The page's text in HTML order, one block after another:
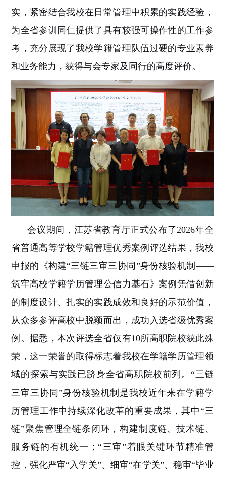
实，紧密结合我校在日常管理中积累的实践经验，
为全省参训同仁提供了具有较强可操作性的工作参
考，充分展现了我校学籍管理队伍过硬的专业素养
和业务能力，获得与会专家及同行的高度评价。
会议期间，江苏省教育厅正式公布了2026年全
省普通高等学校学籍管理优秀案例评选结果，我校
申报的《构建“三链三审三协同 ”身份核验机制——
筑牢高校学籍学历管理公信力基石》案例凭借创新
的制度设计、扎实的实践成效和良好的示范价值，
从众多参评高校中脱颖而出，成功入选省级优秀案
例。据悉，本次评选全省仅有10所高职院校获此殊
荣，这一荣誉的取得标志着我校在学籍学历管理领
域的探索与实践已跻身全省高职院校前列。 “三链
三审三协同 ”身份核验机制是我校近年来在学籍学
历管理工作中持续深化改革的重要成果，其中“三
链”聚焦管理全链条闭环，构建制度链、技术链、
服务链的有机统一；“三审”着眼关键环节精准管
控，强化严审“入学关”、 细审“在学关”、稳审“毕业